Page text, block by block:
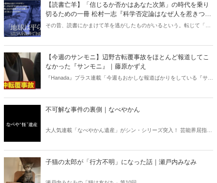
【読書亡羊】「信じるか否かはあなた次第」の時代を乗り
切るための一冊 松村一志『科学否定論はなぜ人を惹きつけ
るのか』（ちくま新書）｜梶原麻衣子
その昔、読書にかまけて羊を逃がしたものがいるという。転じて「読
ある。元月刊『Hanada』編集部員のライター・梶原がお送りする時事
書評！
【今週のサンモニ】辺野古転覆事故をほとんど報道してこ
なかった『サンモニ』｜藤原かずえ
『Hanada』プラス連載「今週もおかしな報道ばかりをしている『サン
不可解な事件の裏側｜なべやかん
大人気連載「なべやかん遺産」がシン・シリーズ突入！ 芸能界屈指の
信じるか信じないかは、あなた次第！ 芸能ニュース
子猫の太郎が「行方不明」になった話｜瀬戸内みなみ